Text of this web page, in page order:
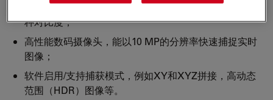
集成LED（发光二极管）环形灯与同轴照明，可呈现多
种对比度；
高性能数码摄像头，能以10 MP的分辨率快速捕捉实时
图像；
软件启用/支持捕获模式，例如XY和XYZ拼接，高动态
范围（HDR）图像等。